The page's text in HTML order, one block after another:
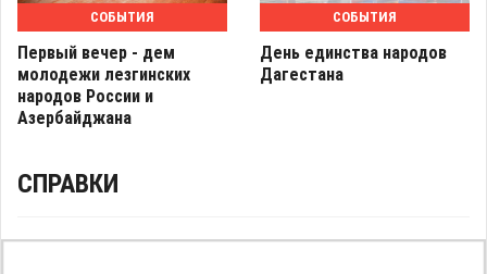
СОБЫТИЯ
Первый вечер - дем
молодежи лезгинских
народов России и
Азербайджана
СОБЫТИЯ
День единства народов
Дагестана
СПРАВКИ